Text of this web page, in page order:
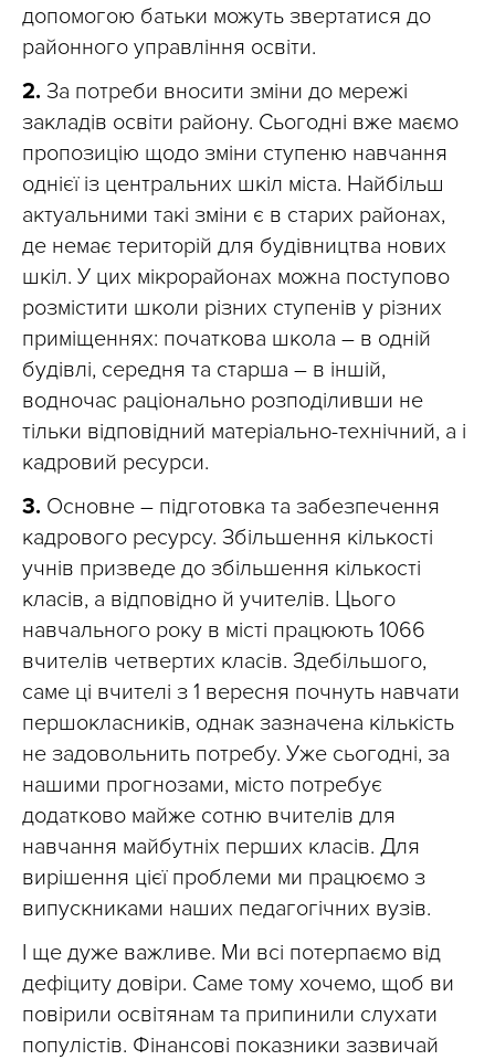
допомогою батьки можуть звертатися до
районного управління освіти.
2. За потреби вносити зміни до мережі
закладів освіти району. Сьогодні вже маємо
пропозицію щодо зміни ступеню навчання
однієї із центральних шкіл міста. Найбільш
актуальними такі зміни є в старих районах,
де немає територій для будівництва нових
шкіл. У цих мікрорайонах можна поступово
розмістити школи різних ступенів у різних
приміщеннях: початкова школа – в одній
будівлі, середня та старша – в іншій,
водночас раціонально розподіливши не
тільки відповідний матеріально-технічний, а і
кадровий ресурси.
3. Основне – підготовка та забезпечення
кадрового ресурсу. Збільшення кількості
учнів призведе до збільшення кількості
класів, а відповідно й учителів. Цього
навчального року в місті працюють 1066
вчителів четвертих класів. Здебільшого,
саме ці вчителі з 1 вересня почнуть навчати
першокласників, однак зазначена кількість
не задовольнить потребу. Уже сьогодні, за
нашими прогнозами, місто потребує
додатково майже сотню вчителів для
навчання майбутніх перших класів. Для
вирішення цієї проблеми ми працюємо з
випускниками наших педагогічних вузів.
І ще дуже важливе. Ми всі потерпаємо від
дефіциту довіри. Саме тому хочемо, щоб ви
повірили освітянам та припинили слухати
популістів. Фінансові показники зазвичай